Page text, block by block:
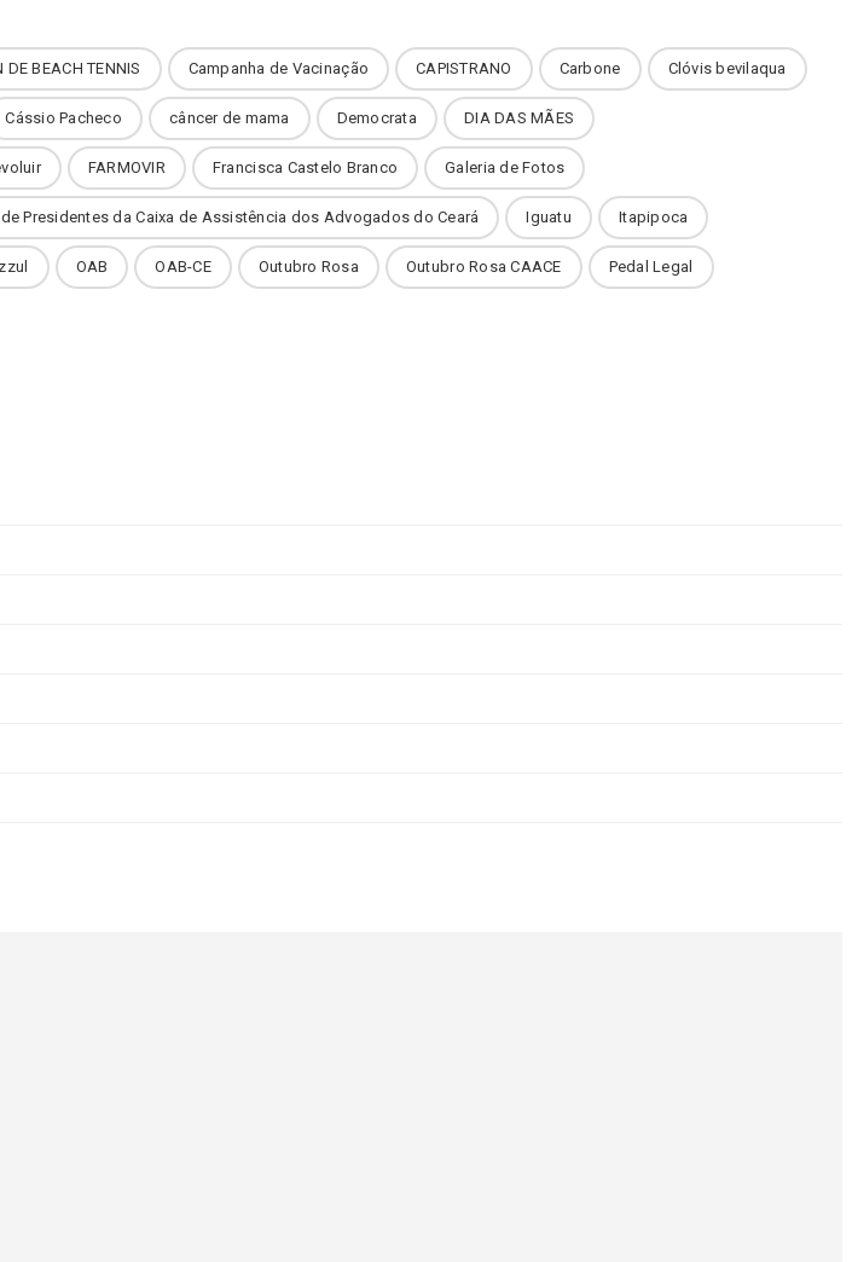
DE BEACH TENNIS Campanha de Vacinação CAPISTRANO Carbone Clóvis bevilaqua
Cássio Pacheco câncer de mama Democrata DIA DAS MÃES
FARMOVIR Francisca Castelo Branco Galeria de Fotos
Presidentes da Caixa de Assistência dos Advogados do Ceará Iguatu Itapipoca
OAB OAB-CE Outubro Rosa Outubro Rosa CAACE Pedal Legal